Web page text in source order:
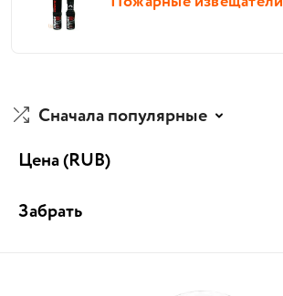
Сначала популярные
Цена(RUB)
Забрать